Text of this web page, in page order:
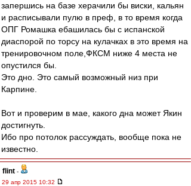
запершись на базе херачили бы виски, кальян
и расписывали пулю в преф, в то время когда
ОПГ Ромашка ебашилась бы с испанской
диаспорой по торсу на кулачках в это время на
тренировочном поле,ФКСМ ниже 4 места не
опустился бы.
Это дно. Это самый возможный низ при
Карпине.
Вот и проверим в мае, какого дна может Якин
достигнуть.
Ибо про потолок рассуждать, вообще пока не
известно.
flint -
29 апр 2015 10:32